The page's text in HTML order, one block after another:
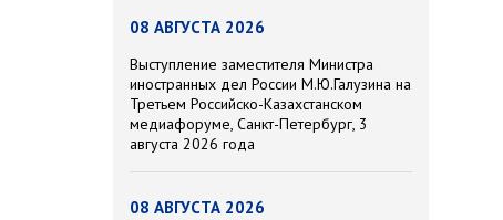
08 АВГУСТА 2026
Выступление заместителя Министра
иностранных дел России М.Ю.Галузина на
Третьем Российско-Казахстанском
медиафоруме, Санкт-Петербург, 3
августа 2026 года
08 АВГУСТА 2026